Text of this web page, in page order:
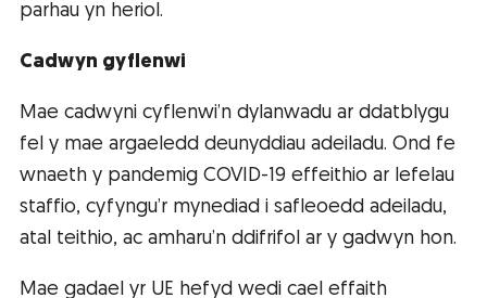
parhau yn heriol.
Cadwyn gyflenwi
Mae cadwyni cyflenwi’n dylanwadu ar ddatblygu
fel y mae argaeledd deunyddiau adeiladu. Ond fe
wnaeth y pandemig COVID-19 effeithio ar lefelau
staffio, cyfyngu’r mynediad i safleoedd adeiladu,
atal teithio, ac amharu’n ddifrifol ar y gadwyn hon.
Mae gadael yr UE hefyd wedi cael effaith